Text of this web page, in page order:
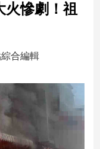
慘劇！祖
合編輯